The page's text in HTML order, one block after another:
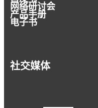
网络研讨会
产品手册
电子书
社交媒体